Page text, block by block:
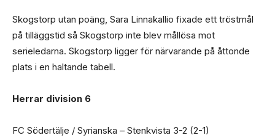
Skogstorp utan poäng, Sara Linnakallio fixade ett tröstmål
på tilläggstid så Skogstorp inte blev mållösa mot
serieledarna. Skogstorp ligger för närvarande på åttonde
plats i en haltande tabell.
Herrar division 6
FC Södertälje / Syrianska – Stenkvista 3-2 (2-1)